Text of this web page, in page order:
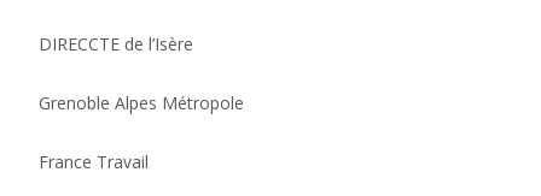
DIRECCTE de l’Isère
Grenoble Alpes Métropole
France Travail